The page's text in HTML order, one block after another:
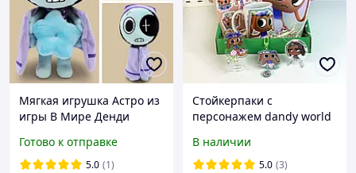
Мягкая игрушка Астро из
игры В Мире Денди
см Плюшевый персонаж
Astro Роблокс
Готово к отправке
5.0 (1)
Стойкерпаки с
персонажем dandy world
В наличии
5.0 (3)